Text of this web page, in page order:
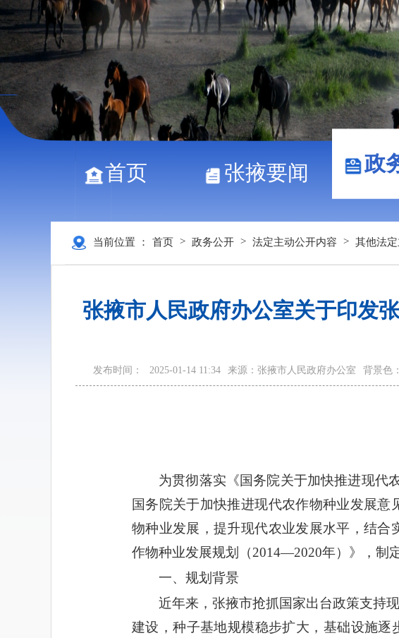
首页 张掖要闻 政
当前位置 ： 首页 > 政务公开 > 法定主动公开内容 > 其他法
张掖市人民政府办公室关于印发
发布时间： 2025-01-14 11:34 来源：张掖市人民政府办公室 背景色：
为贯彻落实《国务院关于加快推进现代
国务院关于加快推进现代农作物种业发展
物种业发展，提升现代农业发展水平，结
作物种业发展规划（2014—2020年）》，制
一、规划背景
近年来，张掖市抢抓国家出台政策支持
建设，种子基地规模稳步扩大，基础设施